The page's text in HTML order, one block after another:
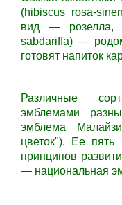
(hibiscus rosa-
вид — розелла,
sabdariffa) —
готовят напиток
Различные
эмблемами
эмблема
цветок"). Ее пять
принципов
— национальная